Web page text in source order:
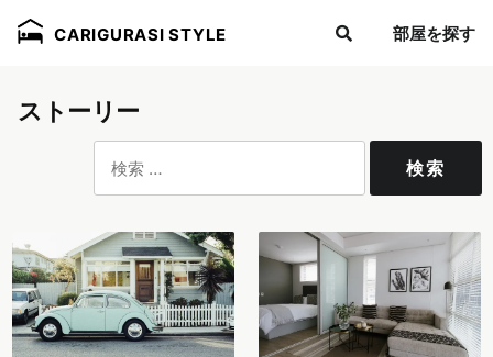
CARIGURASI STYLE 部屋を探す
ストーリー